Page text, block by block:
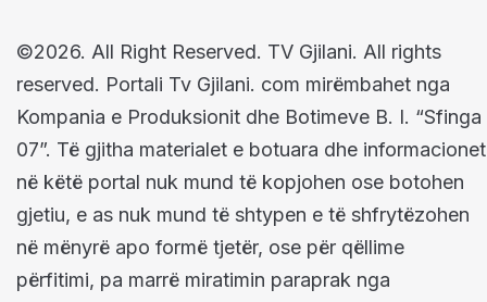
©2026. All Right Reserved. TV Gjilani. All rights
reserved. Portali Tv Gjilani. com mirëmbahet nga
Kompania e Produksionit dhe Botimeve B. I. “Sfinga
07”. Të gjitha materialet e botuara dhe informacionet
në këtë portal nuk mund të kopjohen ose botohen
gjetiu, e as nuk mund të shtypen e të shfrytëzohen
në mënyrë apo formë tjetër, ose për qëllime
përfitimi, pa marrë miratimin paraprak nga